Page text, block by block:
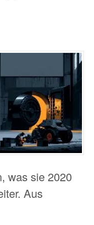
was sie 2020
Aus